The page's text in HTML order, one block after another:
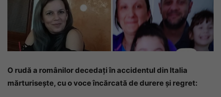
O rudă a românilor decedați în accidentul din Italia
mărturisește, cu o voce încărcată de durere și regret: